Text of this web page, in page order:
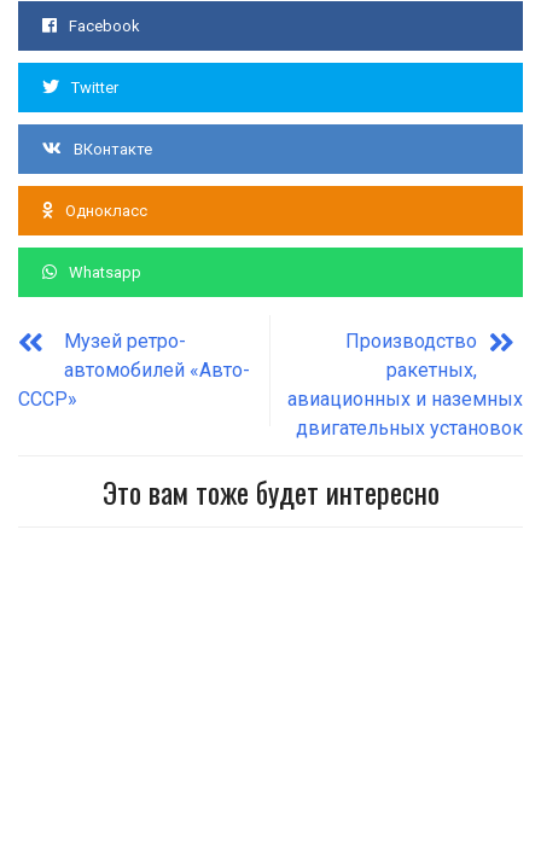
Facebook
Twitter
ВКонтакте
Однокласс
Whatsapp
Музей ретро-
автомобилей «Авто-
СССР»
Производство
ракетных,
авиационных и наземных
двигательных установок
Это вам тоже будет интересно